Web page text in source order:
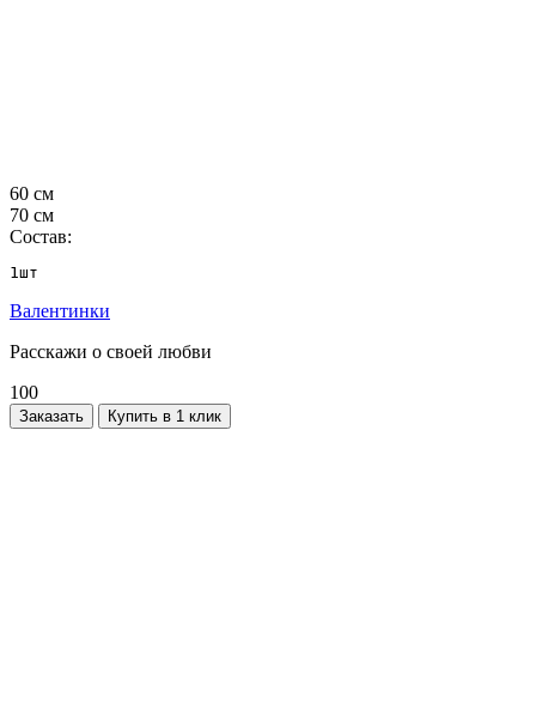
60 см
70 см
Состав:
1шт
Валентинки
Расскажи о своей любви
100
Заказать Купить в 1 клик